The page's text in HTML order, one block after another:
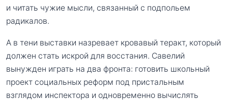
и читать чужие мысли, связанный с подпольем
радикалов.
А в тени выставки назревает кровавый теракт, который
должен стать искрой для восстания. Савелий
вынужден играть на два фронта: готовить школьный
проект социальных реформ под пристальным
взглядом инспектора и одновременно вычислять